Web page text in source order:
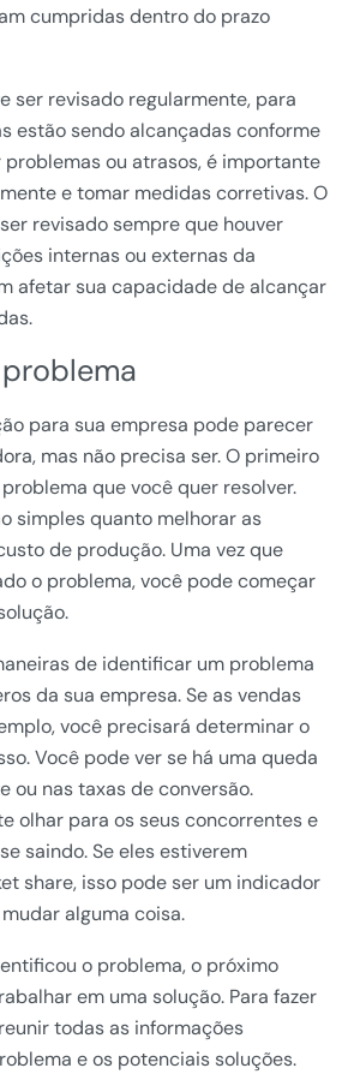
cumpridas dentro do prazo
ser revisado regularmente, para
estão sendo alcançadas conforme
problemas ou atrasos, é importante
e tomar medidas corretivas. O
revisado sempre que houver
internas ou externas da
afetar sua capacidade de alcançar
para sua empresa pode parecer
mas não precisa ser. O primeiro
que você quer resolver.
simples quanto melhorar as
de produção. Uma vez que
o problema, você pode começar
de identificar um problema
da sua empresa. Se as vendas
você precisará determinar o
Você pode ver se há uma queda
ou nas taxas de conversão.
olhar para os seus concorrentes e
saindo. Se eles estiverem
share, isso pode ser um indicador
alguma coisa.
o problema, o próximo
em uma solução. Para fazer
todas as informações
e os potenciais soluções.